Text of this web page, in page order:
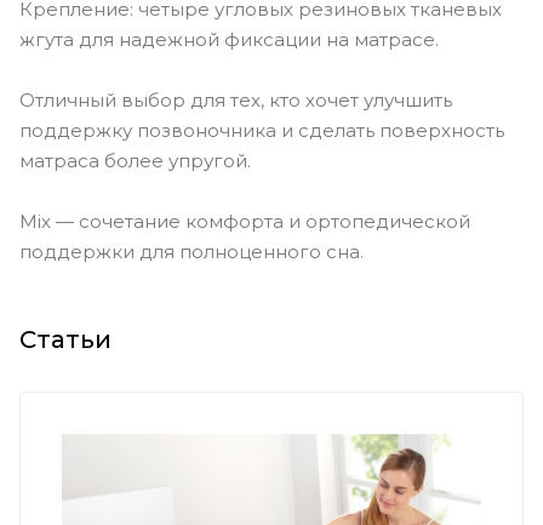
Крепление: четыре угловых резиновых тканевых
жгута для надежной фиксации на матрасе.
Отличный выбор для тех, кто хочет улучшить
поддержку позвоночника и сделать поверхность
матраса более упругой.
Mix — сочетание комфорта и ортопедической
поддержки для полноценного сна.
Статьи